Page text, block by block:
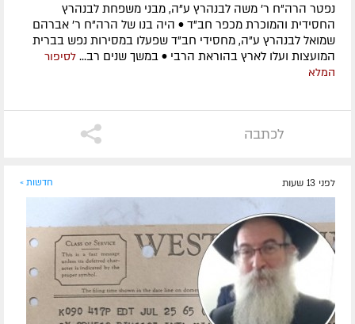
נפטר הרה"ח ר' משה לבנהרץ ע"ה, מבני משפחת לבנהרץ
החסידית והמוכרת מכפר חב"ד • היה בנו של הרה"ח ר' אברהם
שמואל לבנהרץ ע"ה, מחסידי חב"ד שפעלו במסירות נפש בברית
המועצות ועלו לארץ בהוראת הרבי • במשך שנים רב... לסיפור
המלא
לכתבה
לפני 13 שעות חדשות »